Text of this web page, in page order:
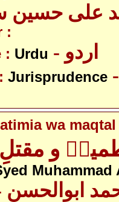
علی حسین
:
: Urdu - اردو
Jurisprudence
wa
و
Muhammad
-